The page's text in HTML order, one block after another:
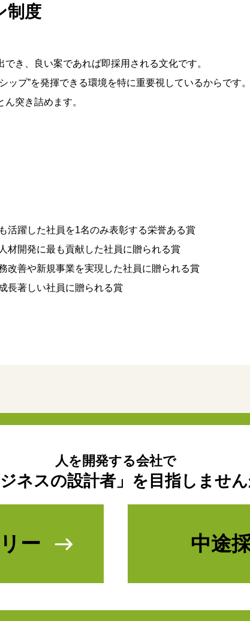
制度
き、良い案であれば即採用される文化です。
ップ”を発揮できる環境を特に重要視しているからです
突き詰めます。
躍した社員を1名のみ表彰する栄誉ある賞
開発に最も貢献した社員に贈られる賞
善や新規事業を実現した社員に贈られる賞
長著しい社員に贈られる賞
人を開発する会社で
ジネスの設計者」を 目指しませ
ー 中途